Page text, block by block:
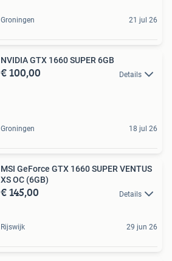
Groningen 21 jul 26
NVIDIA GTX 1660 SUPER 6GB
€ 100,00 Details
Groningen 18 jul 26
MSI GeForce GTX 1660 SUPER VENTUS
XS OC (6GB)
€ 145,00 Details
Rijswijk 29 jun 26